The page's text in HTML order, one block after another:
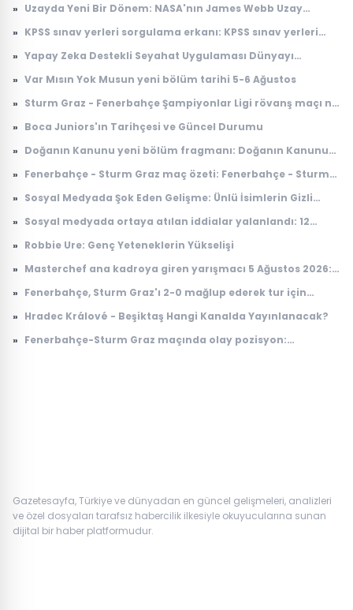
listesi duyuruldu
» Uzayda Yeni Bir Dönem: NASA'nın James Webb Uzay
» KPSS sınav yerleri sorgulama erkanı: KPSS sınav yerleri
» Yapay Zeka Destekli Seyahat Uygulaması Dünyayı
» Var Mısın Yok Musun yeni bölüm tarihi 5-6 Ağustos
» Sturm Graz - Fenerbahçe Şampiyonlar Ligi rövanş maçı ne
» Boca Juniors'ın Tarihçesi ve Güncel Durumu
» Doğanın Kanunu yeni bölüm fragmanı: Doğanın Kanunu
yayınlanacak?
» Fenerbahçe - Sturm Graz maç özeti: Fenerbahçe - Sturm
» Sosyal Medyada Şok Eden Gelişme: Ünlü İsimlerin Gizli
» Sosyal medyada ortaya atılan iddialar yalanlandı: 12
» Robbie Ure: Genç Yeteneklerin Yükselişi
» Masterchef ana kadroya giren yarışmacı 5 Ağustos 2026:
» Fenerbahçe, Sturm Graz'ı 2-0 mağlup ederek tur için
» Hradec Králové - Beşiktaş Hangi Kanalda Yayınlanacak?
» Fenerbahçe-Sturm Graz maçında olay pozisyon:
Gazetesayfa, Türkiye ve dünyadan en güncel gelişmeleri, analizleri
ve özel dosyaları tarafsız habercilik ilkesiyle okuyucularına sunan
dijital bir haber platformudur.